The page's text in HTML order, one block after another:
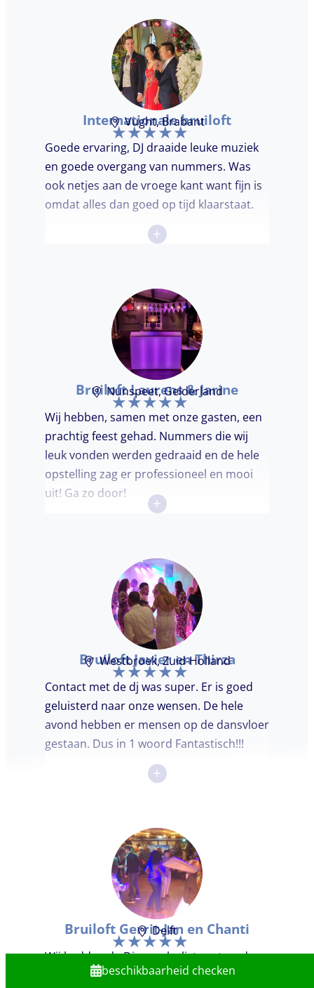
avondje gehad en zou DJ huren zeker
Internationale bruiloft
Vught, Brabant
Goede ervaring, DJ draaide leuke muziek
en goede overgang van nummers. Was
ook netjes aan de vroege kant want fijn is
omdat alles dan goed op tijd klaarstaat.
+
Bruiloft Laurens & Jarine
Nunspeet, Gelderland
Wij hebben, samen met onze gasten, een
prachtig feest gehad. Nummers die wij
leuk vonden werden gedraaid en de hele
opstelling zag er professioneel en mooi
uit! Ga zo door!
+
Bruiloft Javier en Thirza
Westbroek, Zuid-Holland
Contact met de dj was super. Er is goed
geluisterd naar onze wensen. De hele
avond hebben er mensen op de dansvloer
gestaan. Dus in 1 woord Fantastisch!!!
+
Bruiloft Gerrit-Jan en Chanti
Delft
Wij hadden de Dj een playlist gestuurd
met onze muziek. Die heeft hij in zijn
beschikbaarheid checken